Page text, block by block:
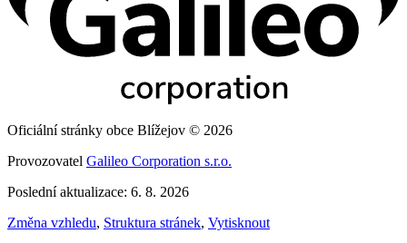
Oficiální stránky obce Blížejov © 2026
Provozovatel Galileo Corporation s.r.o.
Poslední aktualizace: 6. 8. 2026
Změna vzhledu, Struktura stránek, Vytisknout